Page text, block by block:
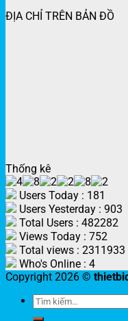
ĐỊA CHỈ TRÊN BẢN ĐỒ
Thống kê
Users Today : 181
Users Yesterday : 903
Total Users : 482282
Views Today : 752
Total views : 2311933
Who's Online : 4
Copyright 2026 ©